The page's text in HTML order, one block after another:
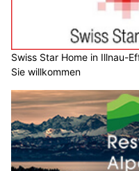
Swiss Star Home in Illnau-
Sie willkommen